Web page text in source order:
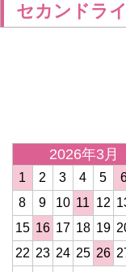
セカンドラ
2026年3月
1 2 3 4 5
8
9 10 11 12
15 16 17 18 19
22 23 24 25 26